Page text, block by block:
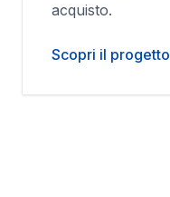
acquisto.
Scopri il progetto